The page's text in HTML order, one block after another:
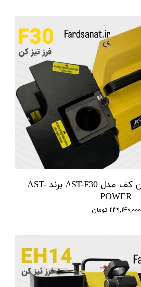
دستگاه فرز تیزکن کف مدل AST-F30 برند AST-
POWER
۲۳۹,۱۴۰,۰۰۰ تومان